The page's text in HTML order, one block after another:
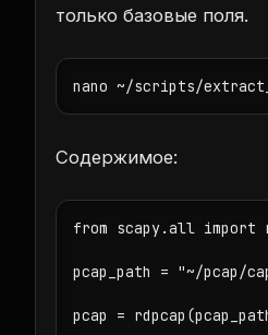
только базовые поля.
nano ~/scripts/
Содержимое:
from scapy.all import
pcap_path = "~/pcap/
pcap =